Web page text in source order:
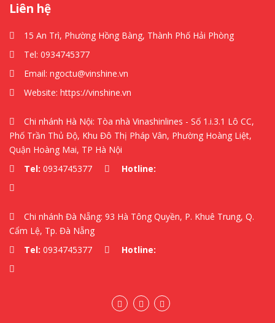
Liên hệ
15 An Trì, Phường Hồng Bàng, Thành Phố Hải Phòng
Tel: 0934745377
Email: ngoctu@vinshine.vn
Website: https://vinshine.vn
Chi nhánh Hà Nội: Tòa nhà Vinashinlines - Số 1.i.3.1 Lô CC,
Phố Trần Thủ Độ, Khu Đô Thị Pháp Vân, Phường Hoàng Liệt,
Quận Hoàng Mai, TP Hà Nội
Tel: 0934745377 Hotline:
Chi nhánh Đà Nẵng: 93 Hà Tông Quyền, P. Khuê Trung, Q.
Cẩm Lệ, Tp. Đà Nẵng
Tel: 0934745377 Hotline: